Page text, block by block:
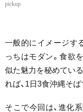
pickup
一般的にイメージす
っちはモダン。食欲
似た魅力を秘めてい
れば、1日3食沖縄そ
そこで今回は、進化